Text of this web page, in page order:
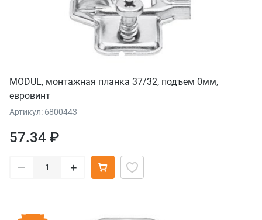
MODUL, монтажная планка 37/32, подъем 0мм,
евровинт
Артикул: 6800443
57.34 ₽
– +